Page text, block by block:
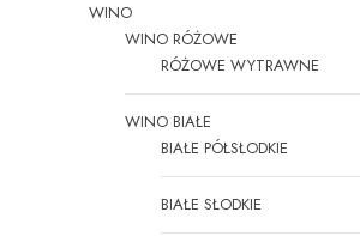
WINO
WINO RÓŻOWE
RÓŻOWE WYTRAWNE
WINO BIAŁE
BIAŁE PÓŁSŁODKIE
BIAŁE SŁODKIE